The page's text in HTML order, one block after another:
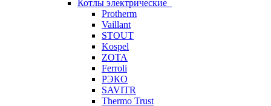
Котлы электрические
Protherm
Vaillant
STOUT
Kospel
ZOTA
Ferroli
РЭКО
SAVITR
Thermo Trust